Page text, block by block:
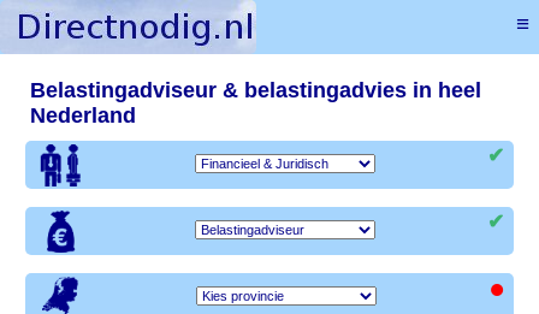
Belastingadviseur & belastingadvies in heel
Nederland
✔
✔
•
≡